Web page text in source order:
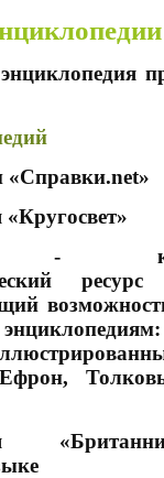
«Справки.net»
«Кругосвет»
ресурс